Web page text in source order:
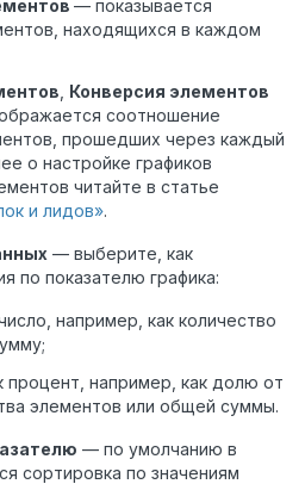
— показывается
находящихся в каждом
Конверсия элементов
соотношение
прошедших через каждый
о настройке графиков
читайте в статье
и лидов».
— выберите, как
по показателю графика:
например, как количество
процент, например, как долю от
элементов или общей суммы.
— по умолчанию в
сортировка по значениям